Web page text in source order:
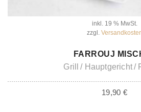
inkl. 19 % MwSt.
zzgl.
IN DEN
FARROUJ
Grill
Hauptgericht
19,90 €